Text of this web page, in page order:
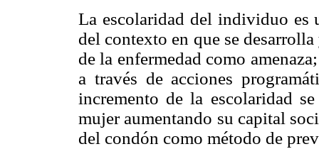
La escolaridad del individuo es
del contexto en que se
de la enfermedad como
a través de acciones
incremento de la escolaridad
mujer aumentando su capital
del condón como método de